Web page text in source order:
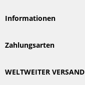
Informationen
Zahlungsarten
WELTWEITER VERSAND